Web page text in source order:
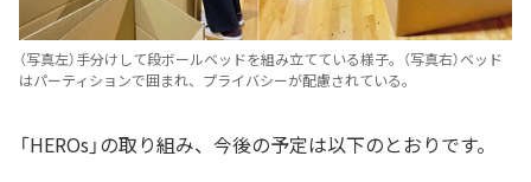
（写真左）手分けして段ボールベッドを組み立てている様子。（写真右）ベッド
はパーティションで囲まれ、プライバシーが配慮されている。
「HEROs」の取り組み、今後の予定は以下のとおりです。